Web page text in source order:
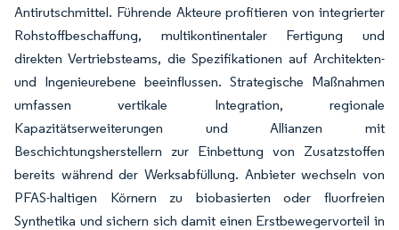
Antirutschmittel. Führende Akteure profitieren von integrierter
Rohstoffbeschaffung, multikontinentaler Fertigung und
direkten Vertriebsteams, die Spezifikationen auf Architekten-
und Ingenieurebene beeinflussen. Strategische Maßnahmen
umfassen vertikale Integration, regionale
Kapazitätserweiterungen und Allianzen mit
Beschichtungsherstellern zur Einbettung von Zusatzstoffen
bereits während der Werksabfüllung. Anbieter wechseln von
PFAS-haltigen Körnern zu biobasierten oder fluorfreien
Synthetika und sichern sich damit einen Erstbewegervorteil in